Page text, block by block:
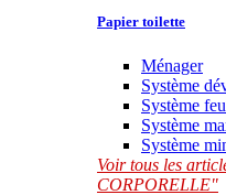
Papier toilette
Ménager
Système
Système
Système
Système
Voir tous les
CORPORELLE"